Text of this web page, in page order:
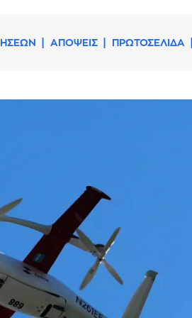
ΑΠΟΨΕΙΣ ΠΡΩΤΟΣΕΛΙΔΑ